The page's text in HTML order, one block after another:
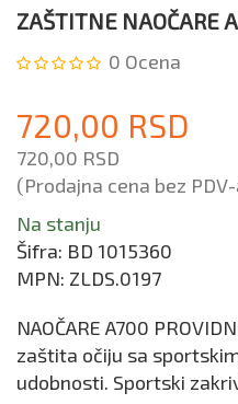
ZAŠTITNE NAOČARE
0 Ocena
720,00 RSD
720,00 RSD
(Prodajna cena bez
Na stanju
Šifra: BD 1015360
MPN: ZLDS.0197
NAOČARE A700
zaštita očiju sa
udobnosti. Sportski